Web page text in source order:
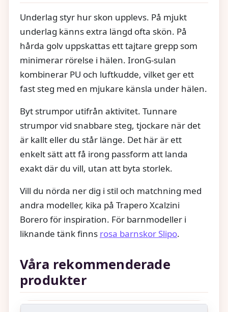
Underlag styr hur skon upplevs. På mjukt
underlag känns extra längd ofta skön. På
hårda golv uppskattas ett tajtare grepp som
minimerar rörelse i hälen. IronG-sulan
kombinerar PU och luftkudde, vilket ger ett
fast steg med en mjukare känsla under hälen.
Byt strumpor utifrån aktivitet. Tunnare
strumpor vid snabbare steg, tjockare när det
är kallt eller du står länge. Det här är ett
enkelt sätt att få irong passform att landa
exakt där du vill, utan att byta storlek.
Vill du nörda ner dig i stil och matchning med
andra modeller, kika på Trapero Xcalzini
Borero för inspiration. För barnmodeller i
liknande tänk finns rosa barnskor Slipo.
Våra rekommenderade
produkter